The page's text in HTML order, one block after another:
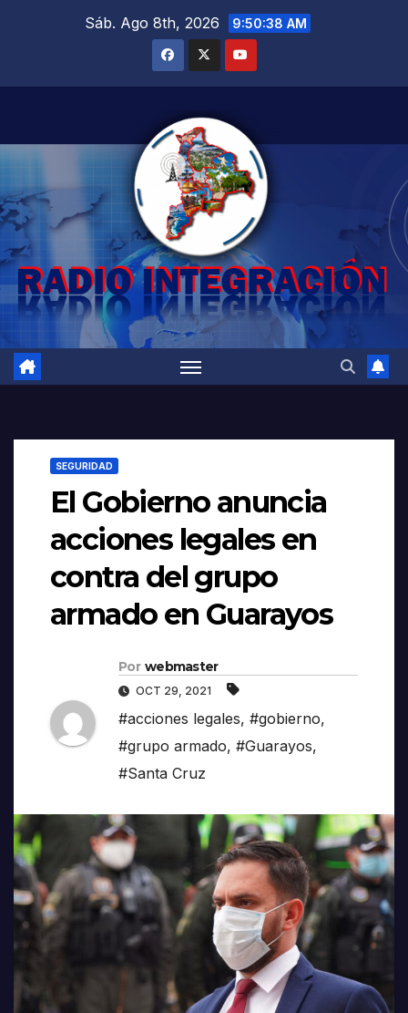
Sáb. Ago 8th, 2026 9:50:39 AM
SEGURIDAD
El Gobierno anuncia
acciones legales en
contra del grupo
armado en Guarayos
Por webmaster
OCT 29, 2021
#acciones legales, #gobierno,
#grupo armado, #Guarayos,
#Santa Cruz